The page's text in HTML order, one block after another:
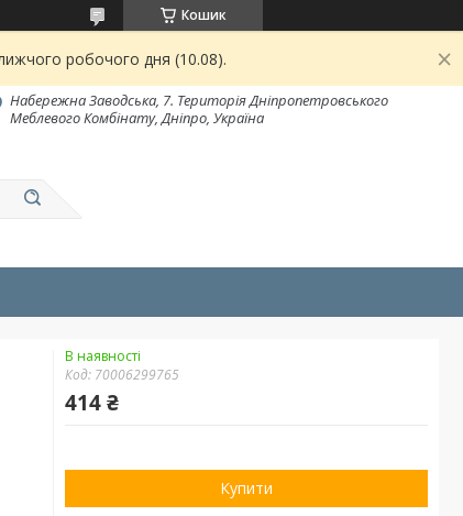
Кошик
робочого дня (10.08).
Набережна Заводська, 7. Територія Дніпропетровського
Меблевого Комбінату, Дніпро, Україна
В наявності
Код: 70006299765
414 ₴
Купити